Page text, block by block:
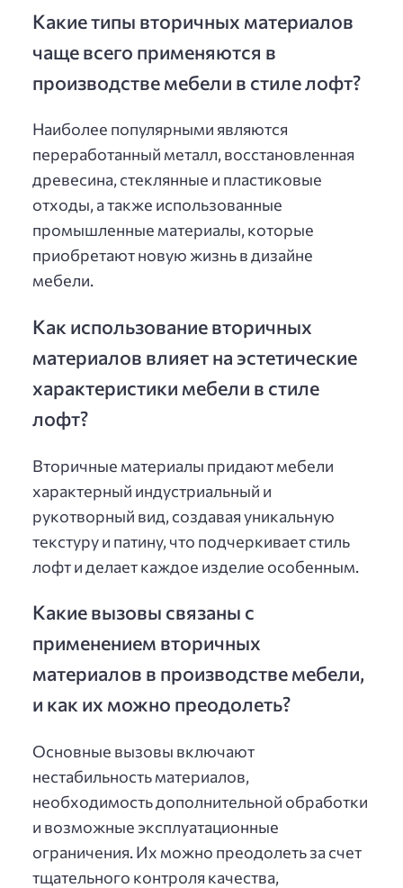
Какие типы вторичных материалов
чаще всего применяются в
производстве мебели в стиле лофт?
Наиболее популярными являются
переработанный металл, восстановленная
древесина, стеклянные и пластиковые
отходы, а также использованные
промышленные материалы, которые
приобретают новую жизнь в дизайне
мебели.
Как использование вторичных
материалов влияет на эстетические
характеристики мебели в стиле
лофт?
Вторичные материалы придают мебели
характерный индустриальный и
рукотворный вид, создавая уникальную
текстуру и патину, что подчеркивает стиль
лофт и делает каждое изделие особенным.
Какие вызовы связаны с
применением вторичных
материалов в производстве мебели,
и как их можно преодолеть?
Основные вызовы включают
нестабильность материалов,
необходимость дополнительной обработки
и возможные эксплуатационные
ограничения. Их можно преодолеть за счет
тщательного контроля качества,